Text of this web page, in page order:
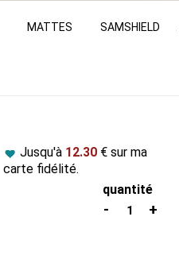
MATTES SAMSHIELD
Jusqu'à 12.30€ sur ma
carte fidélité.
quantité
1